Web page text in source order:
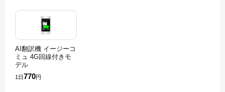
AI翻訳機 イージーコ
ミュ 4G回線付きモ
デル
1日770円